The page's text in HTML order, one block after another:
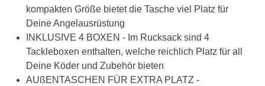
kompakten Größe bietet die Tasche viel Platz für
Deine Angelausrüstung
INKLUSIVE 4 BOXEN - Im Rucksack sind 4
Tackleboxen enthalten, welche reichlich Platz für all
Deine Köder und Zubehör bieten
AUßENTASCHEN FÜR EXTRA PLATZ -